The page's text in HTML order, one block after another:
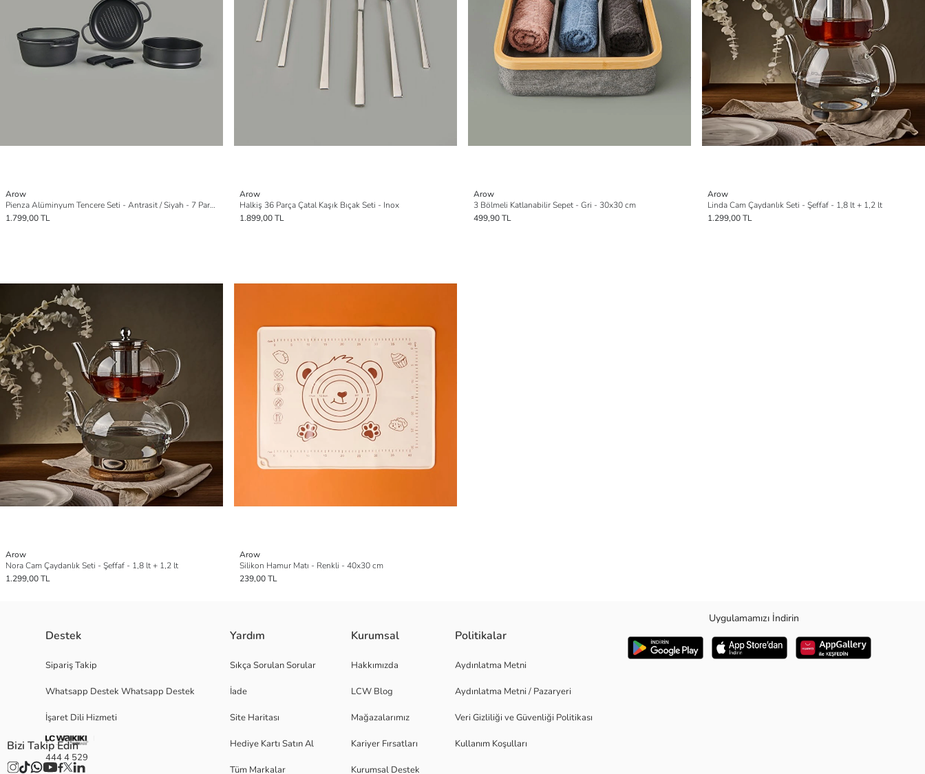
Arow
Pienza Alüminyum Tencere Seti - Antrasit / Siyah - 7 Parça
1.799,00 TL
Arow
Halkiş 36 Parça Çatal Kaşık Bıçak Seti - Inox
1.899,00 TL
Arow
3 Bölmeli Katlanabilir Sepet - Gri - 30x30 cm
499,90 TL
Arow
Linda Cam Çaydanlık Seti - Şeffaf - 1,8 lt + 1,2 lt
1.299,00 TL
Arow
Nora Cam Çaydanlık Seti - Şeffaf - 1,8 lt + 1,2 lt
1.299,00 TL
Arow
Silikon Hamur Matı - Renkli - 40x30 cm
239,00 TL
Destek
Sipariş Takip
Whatsapp Destek Whatsapp Destek
İşaret Dili Hizmeti
444 4 529
Yardım
Sıkça Sorulan Sorular
İade
Site Haritası
Hediye Kartı Satın Al
Tüm Markalar
Kurumsal
Hakkımızda
LCW Blog
Mağazalarımız
Kariyer Fırsatları
Kurumsal Destek
Politikalar
Aydınlatma Metni
Aydınlatma Metni / Pazaryeri
Veri Gizliliği ve Güvenliği Politikası
Kullanım Koşulları
Uygulamamızı İndirin
Bizi Takip Edin